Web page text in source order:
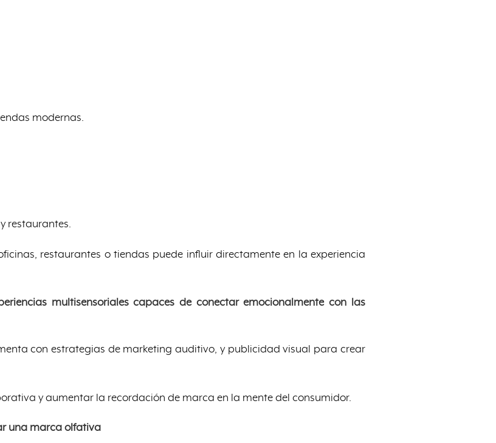
modernas.
restaurantes.
restaurantes o tiendas puede influir directamente en la experiencia
multisensoriales capaces de conectar emocionalmente con las
con estrategias de marketing auditivo, y publicidad visual para crear
y aumentar la recordación de marca en la mente del consumidor.
una marca olfativa